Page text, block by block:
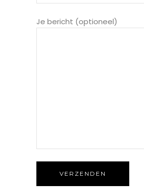
Je bericht (optioneel)
VERZENDEN